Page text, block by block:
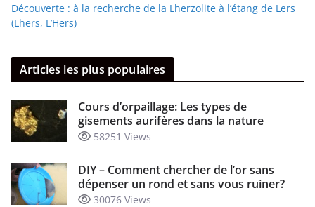
Découverte : à la recherche de la Lherzolite à l’étang de Lers
(Lhers, L’Hers)
Articles les plus populaires
Cours d’orpaillage: Les types de
gisements aurifères dans la nature
58251 Views
DIY – Comment chercher de l’or sans
dépenser un rond et sans vous ruiner?
30076 Views